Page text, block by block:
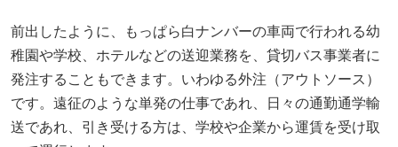
前出したように、もっぱら白ナンバーの車両で行われる幼
稚園や学校、ホテルなどの送迎業務を、貸切バス事業者に
発注することもできます。いわゆる外注（アウトソース）
です。遠征のような単発の仕事であれ、日々の通勤通学輸
送であれ、引き受ける方は、学校や企業から運賃を受け取